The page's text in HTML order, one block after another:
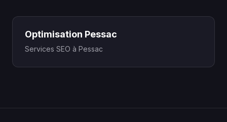
Optimisation Pessac
Services SEO à Pessac